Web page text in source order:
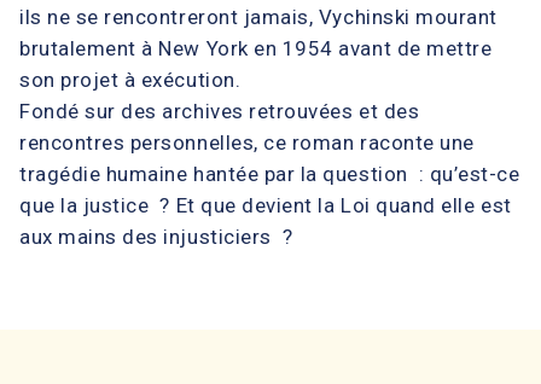
ils ne se rencontreront jamais, Vychinski mourant
brutalement à New York en 1954 avant de mettre
son projet à exécution.
Fondé sur des archives retrouvées et des
rencontres personnelles, ce roman raconte une
tragédie humaine hantée par la question : qu’est-ce
que la justice ? Et que devient la Loi quand elle est
aux mains des injusticiers ?